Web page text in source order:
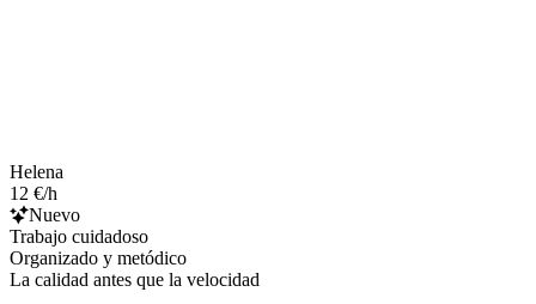
Helena
12 €/h
Nuevo
Trabajo cuidadoso
Organizado y metódico
La calidad antes que la velocidad